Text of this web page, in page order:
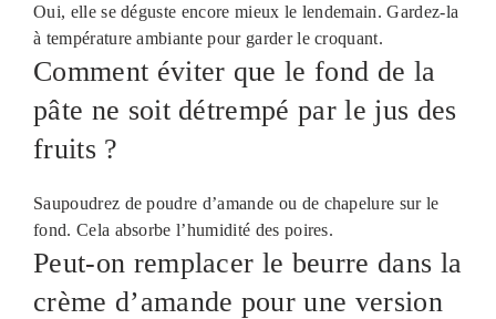
Oui, elle se déguste encore mieux le lendemain. Gardez-la
à température ambiante pour garder le croquant.
Comment éviter que le fond de la
pâte ne soit détrempé par le jus des
fruits ?
Saupoudrez de poudre d’amande ou de chapelure sur le
fond. Cela absorbe l’humidité des poires.
Peut-on remplacer le beurre dans la
crème d’amande pour une version